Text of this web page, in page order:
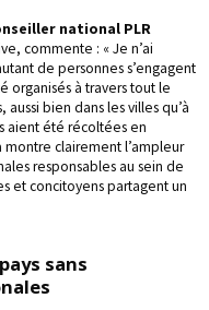
national PLR
commente : « Je n’ai
de personnes s’engagent
organisés à travers tout le
bien dans les villes qu’à
aient été récoltées en
clairement l’ampleur
responsables au sein de
et concitoyens partagent un
sans